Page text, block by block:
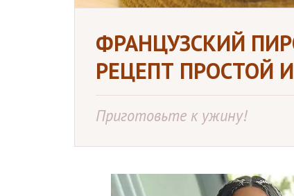
ФРАНЦУЗСКИЙ
РЕЦЕПТ ПРОСТОЙ
Приготовьте к ужину!